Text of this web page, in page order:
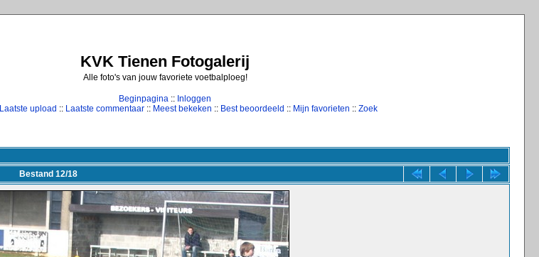
KVK Tienen Fotogalerij
Alle foto's van jouw favoriete voetbalploeg!
Beginpagina :: Inloggen
Laatste upload :: Laatste commentaar:: Meest bekeken :: Best beoordeeld :: Mijn favorieten :: Zoek
Bestand 12/18